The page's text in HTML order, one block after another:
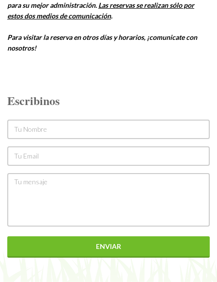
para su mejor administración. Las reservas se realizan sólo por
estos dos medios de comunicación.
Para visitar la reserva en otros días y horarios, ¡comunicate con
nosotros!
Escribinos